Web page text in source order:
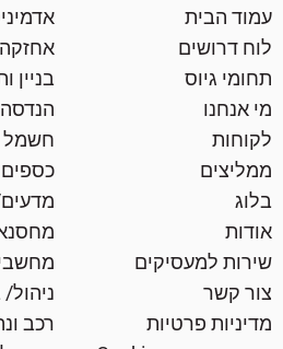
עמוד הבית
לוח דרושים
תחומי גיוס
מי אנחנו
לקוחות
ממליצים
בלוג
אודות
שירות למעסיקים
צור קשר
מדיניות פרטיות
אחזקה
בניין
הנדסה
חשמל
כספים
רכב